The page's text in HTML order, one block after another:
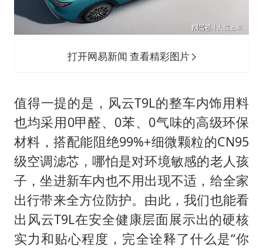
打开网易新闻 查看精彩图片
值得一提的是，风云T9L的整车内饰用料
也均采用0甲醛、0苯、0气味的高级环保
材料，搭配能阻绝99%+细微颗粒的CN95
级空调滤芯，哪怕是对环境敏感的老人孩
子，坐进新车内也不用出现不适，给全家
出行带来全方位防护。由此，我们也能看
出风云T9L在安全健康层面展示出的硬核
实力和贴心程度，完全诠释了什么是“你